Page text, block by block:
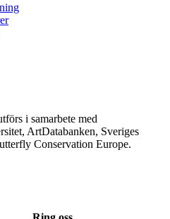
i samarbete med
ArtDatabanken, Sveriges
Conservation Europe.